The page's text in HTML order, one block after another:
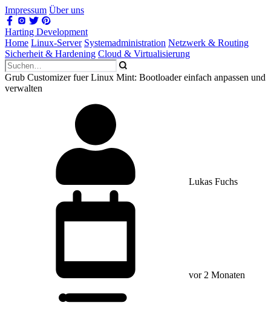
Impressum Über uns
Harting Development
Home Linux-Server Systemadministration Netzwerk & Routing
Sicherheit & Hardening Cloud & Virtualisierung
Grub Customizer fuer Linux Mint: Bootloader einfach anpassen und
verwalten
Lukas Fuchs
vor 2 Monaten